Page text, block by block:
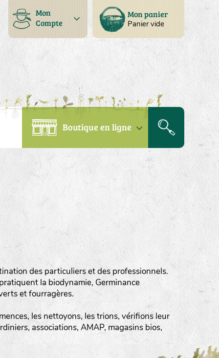
Mon panier
Panier vide
Mon
Compte
Boutique en ligne
des particuliers et des professionnels.
la biodynamie, Germinance
et fourragères.
les nettoyons, les trions, vérifions leur
associations, AMAP, magasins bios,